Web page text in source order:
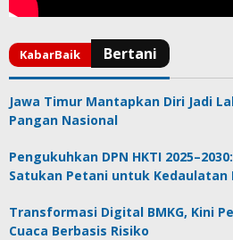
Jawa Timur Mantapkan Diri Jadi
Pangan Nasional
Pengukuhkan DPN HKTI
Satukan Petani untuk Kedaulatan
Transformasi Digital BMKG, Kini
Cuaca Berbasis Risiko